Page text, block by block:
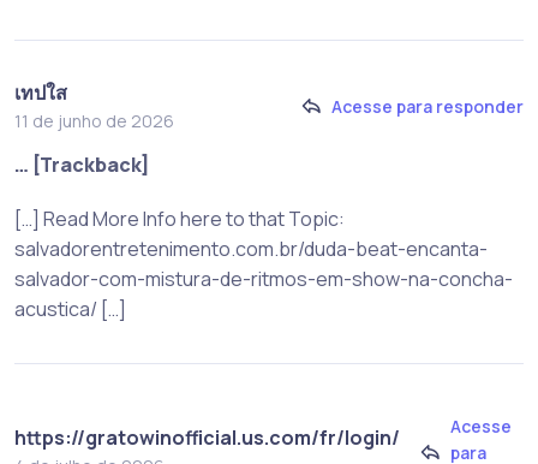
เทปใส
11 de junho de 2026
Acesse para responder
… [Trackback]
[…] Read More Info here to that Topic:
salvadorentretenimento.com.br/duda-beat-encanta-
salvador-com-mistura-de-ritmos-em-show-na-concha-
acustica/ […]
https://gratowinofficial.us.com/fr/login/
Acesse
para